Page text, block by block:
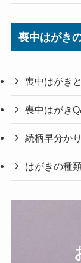
喪中はがき
喪中はがき
喪中はがき
続柄早分か
はがきの種